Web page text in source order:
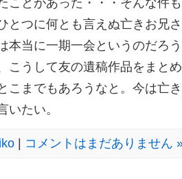
ことがあった・・・そんな件
とつに何とも言えぬ亡きお兄
本当に一期一会というのだろ
こうして友の遺稿作品をまと
こまでもあろうなと。今は亡
いたい。
| コメントはまだありません